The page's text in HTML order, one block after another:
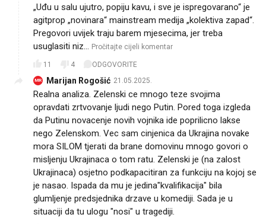
„Uđu u salu ujutro, popiju kavu, i sve je ispregovarano“ je
agitprop „novinara“ mainstream medija „kolektiva zapad“.
Pregovori uvijek traju barem mjesecima, jer treba
usuglasiti niz… Pročitajte cijeli komentar
11 4 ODGOVORITE
MR Marijan Rogošić 21.05.2025.
Realna analiza. Zelenski ce mnogo teze svojima
opravdati zrtvovanje ljudi nego Putin. Pored toga izgleda
da Putinu novacenje novih vojnika ide poprilicno lakse
nego Zelenskom. Vec sam cinjenica da Ukrajina novake
mora SILOM tjerati da brane domovinu mnogo govori o
misljenju Ukrajinaca o tom ratu. Zelenski je (na zalost
Ukrajinaca) osjetno podkapacitiran za funkciju na kojoj se
je nasao. Ispada da mu je jedina"kvalifikacija" bila
glumljenje predsjednika drzave u komediji. Sada je u
situaciji da tu ulogu "nosi" u tragediji.